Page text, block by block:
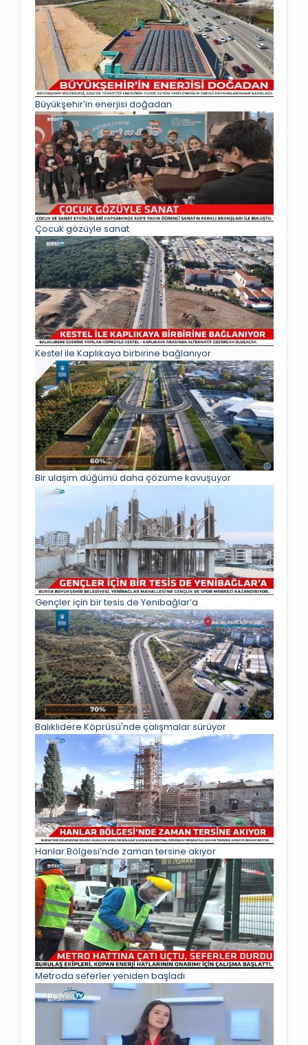
Büyükşehir’in enerjisi doğadan
Çocuk gözüyle sanat
Kestel ile Kaplıkaya birbirine bağlanıyor
Bir ulaşım düğümü daha çözüme kavuşuyor
Gençler için bir tesis de Yenibağlar’a
Balıklıdere Köprüsü'nde çalışmalar sürüyor
Hanlar Bölgesi’nde zaman tersine akıyor
Metroda seferler yeniden başladı